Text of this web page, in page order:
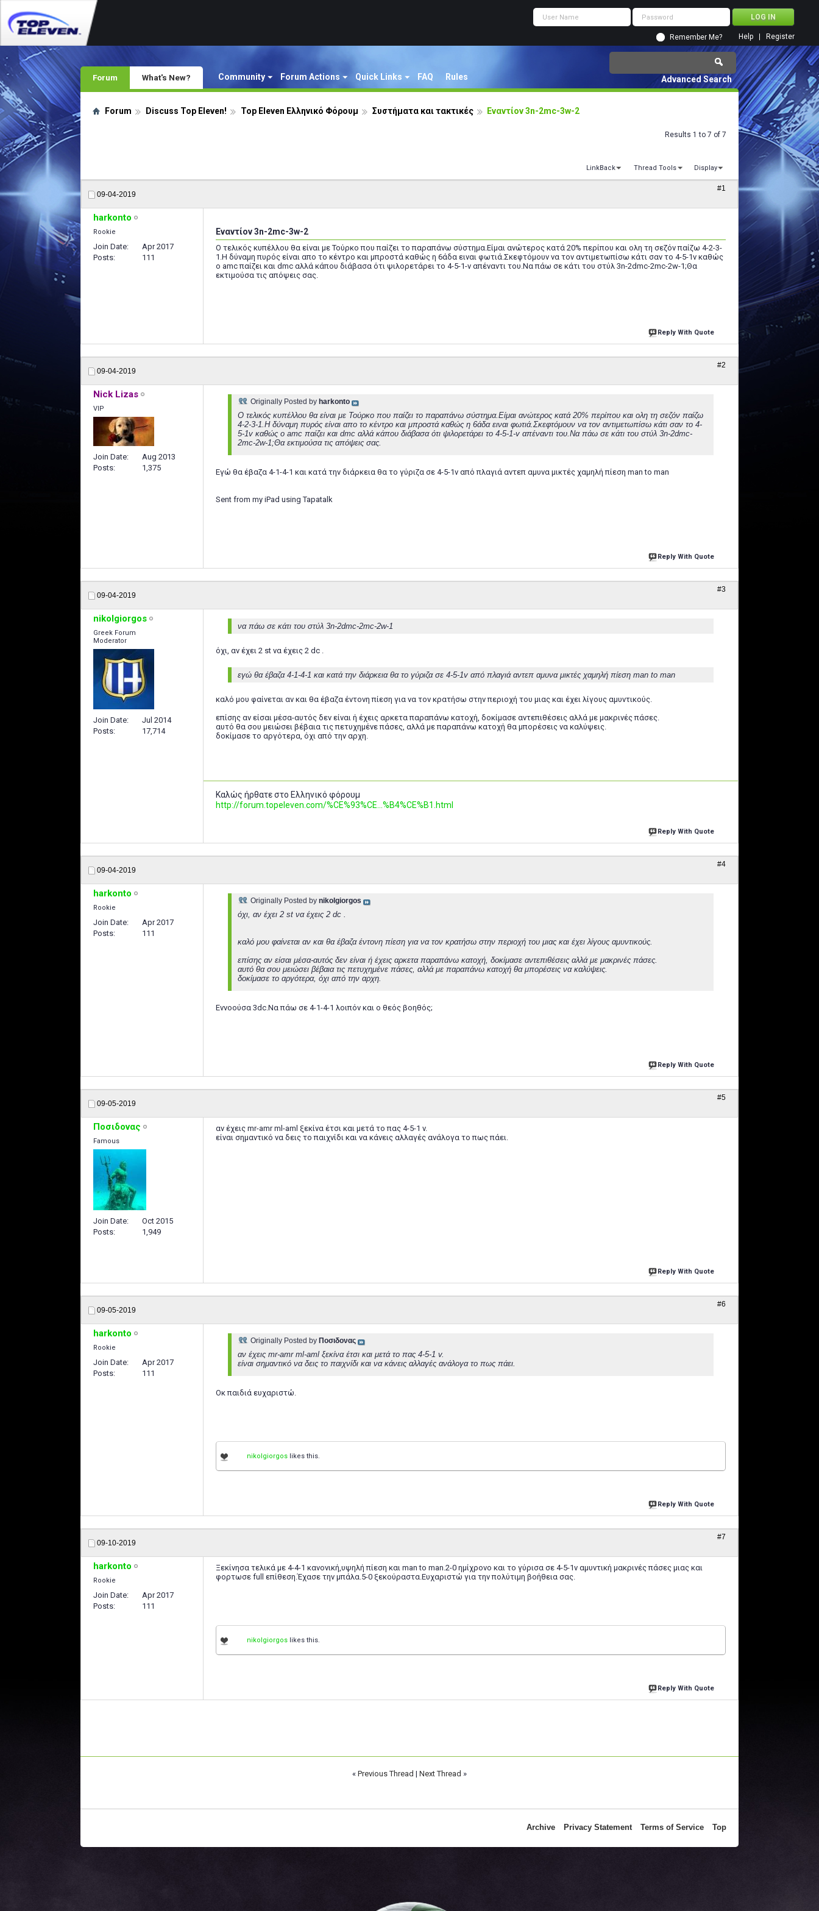
Remember Me? Register
Help
Forum Community Forum Actions Quick Links FAQ Rules
What's New? Advanced Search
Forum Discuss Top Eleven! Top Eleven Ελληνικό Φόρουμ Συστήματα και τακτικές Εναντίον 3n-2mc-3w-2
Results 1 to 7 of 7
LinkBack Thread Tools Display
09-04-2019
#1
harkonto
Rookie
Join Date
Apr 2017
Posts
111
Εναντίον 3n-2mc-3w-2
Ο τελικός κυπέλλου θα είναι με Τούρκο που παίζει το παραπάνω σύστημα.Είμαι ανώτερος κατά 20% περίπου και ολη τη σεζόν παίζω 4-2-3-
1.Η δύναμη πυρός είναι απο το κέντρο και μπροστά καθώς η 6άδα ειναι φωτιά.Σκεφτόμουν να τον αντιμετωπίσω κάτι σαν το 4-5-1v καθώς
ο amc παίζει και dmc αλλά κάπου διάβασα ότι ψιλορετάρει το 4-5-1-v απέναντι του.Να πάω σε κάτι του στύλ 3n-2dmc-2mc-2w-1;Θα
εκτιμούσα τις απόψεις σας.
Reply With Quote
09-04-2019
#2
Nick Lizas
VIP
Join Date
Aug 2013
Posts
1,375
Originally Posted by harkonto
Ο τελικός κυπέλλου θα είναι με Τούρκο που παίζει το παραπάνω σύστημα.Είμαι ανώτερος κατά 20% περίπου και ολη τη σεζόν παίζω
4-2-3-1.Η δύναμη πυρός είναι απο το κέντρο και μπροστά καθώς η 6άδα ειναι φωτιά.Σκεφτόμουν να τον αντιμετωπίσω κάτι σαν το 4-
5-1v καθώς ο amc παίζει και dmc αλλά κάπου διάβασα ότι ψιλορετάρει το 4-5-1-v απέναντι του.Να πάω σε κάτι του στύλ 3n-2dmc-
2mc-2w-1;Θα εκτιμούσα τις απόψεις σας.
Εγώ θα έβαζα 4-1-4-1 και κατά την διάρκεια θα το γύριζα σε 4-5-1v από πλαγιά αντεπ αμυνα μικτές χαμηλή πίεση man to man
Sent from my iPad using Tapatalk
Reply With Quote
09-04-2019
#3
nikolgiorgos
Greek Forum
Moderator
Join Date
Jul 2014
Posts
17,714
να πάω σε κάτι του στύλ 3n-2dmc-2mc-2w-1
όχι, αν έχει 2 st να έχεις 2 dc .
εγώ θα έβαζα 4-1-4-1 και κατά την διάρκεια θα το γύριζα σε 4-5-1v από πλαγιά αντεπ αμυνα μικτές χαμηλή πίεση man to man
καλό μου φαίνεται αν και θα έβαζα έντονη πίεση για να τον κρατήσω στην περιοχή του μιας και έχει λίγους αμυντικούς.
επίσης αν είσαι μέσα-αυτός δεν είναι ή έχεις αρκετα παραπάνω κατοχή, δοκίμασε αντεπιθέσεις αλλά με μακρινές πάσες.
αυτό θα σου μειώσει βέβαια τις πετυχημένε πάσες, αλλά με παραπάνω κατοχή θα μπορέσεις να καλύψεις.
δοκίμασε το αργότερα, όχι από την αρχη.
Καλώς ήρθατε στο Ελληνικό φόρουμ
http://forum.topeleven.com/%CE%93%CE...%B4%CE%B1.html
Reply With Quote
09-04-2019
#4
harkonto
Rookie
Join Date
Apr 2017
Posts
111
Originally Posted by nikolgiorgos
όχι, αν έχει 2 st να έχεις 2 dc .
καλό μου φαίνεται αν και θα έβαζα έντονη πίεση για να τον κρατήσω στην περιοχή του μιας και έχει λίγους αμυντικούς.
επίσης αν είσαι μέσα-αυτός δεν είναι ή έχεις αρκετα παραπάνω κατοχή, δοκίμασε αντεπιθέσεις αλλά με μακρινές πάσες.
αυτό θα σου μειώσει βέβαια τις πετυχημένε πάσες, αλλά με παραπάνω κατοχή θα μπορέσεις να καλύψεις.
δοκίμασε το αργότερα, όχι από την αρχη.
Εννοούσα 3dc.Να πάω σε 4-1-4-1 λοιπόν και ο θεός βοηθός;
Reply With Quote
09-05-2019
#5
Ποσιδονας
Famous
Join Date
Oct 2015
Posts
1,949
αν έχεις mr-amr ml-aml ξεκίνα έτσι και μετά το πας 4-5-1 v.
είναι σημαντικό να δεις το παιχνίδι και να κάνεις αλλαγές ανάλογα το πως πάει.
Reply With Quote
09-05-2019
#6
harkonto
Rookie
Join Date
Apr 2017
Posts
111
Originally Posted by Ποσιδονας
αν έχεις mr-amr ml-aml ξεκίνα έτσι και μετά το πας 4-5-1 v.
είναι σημαντικό να δεις το παιχνίδι και να κάνεις αλλαγές ανάλογα το πως πάει.
Οκ παιδιά ευχαριστώ.
nikolgiorgos likes this.
Reply With Quote
09-10-2019
#7
harkonto
Rookie
Join Date
Apr 2017
Posts
111
Ξεκίνησα τελικά με 4-4-1 κανονική,υψηλή πίεση και man to man.2-0 ημίχρονο και το γύρισα σε 4-5-1v αμυντική μακρινές πάσες μιας και
φορτωσε full επίθεση.Έχασε την μπάλα.5-0 ξεκούραστα.Ευχαριστώ για την πολύτιμη βοήθεια σας.
nikolgiorgos likes this.
Reply With Quote
« Previous Thread | Next Thread »
Archive Privacy Statement Terms of Service Top